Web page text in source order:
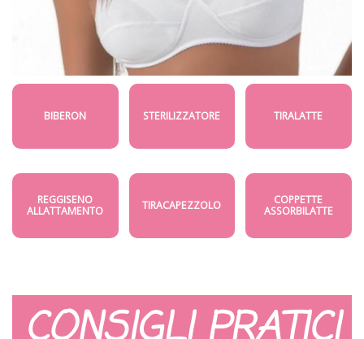
BIBERON STERILIZZATORE TIRALATTE
REGGISENO
ALLATTAMENTO
TIRACAPEZZOLO
COPPETTE
ASSORBILATTE